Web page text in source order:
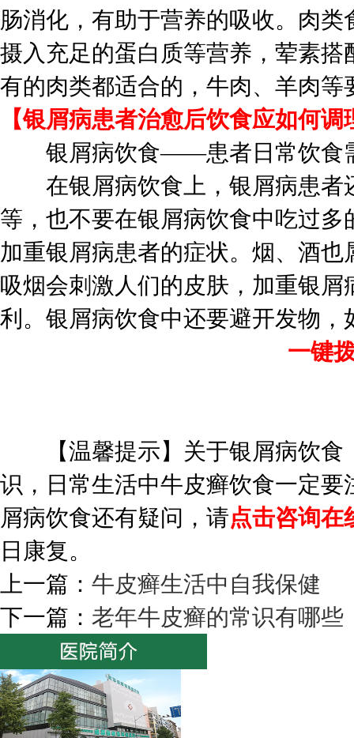
肠消化，有助于营养的吸收。肉
摄入充足的蛋白质等营养，荤素
有的肉类都适合的，牛肉、羊肉
【银屑病患者治愈后饮食应如何
银屑病饮食——患者日常饮食
在银屑病饮食上，银屑病患者
等，也不要在银屑病饮食中吃过
加重银屑病患者的症状。烟、酒
吸烟会刺激人们的皮肤，加重银
利。银屑病饮食中还要避开发物
一键
【温馨提示】关于银屑病饮食
识，日常生活中牛皮癣饮食一定
屑病饮食还有疑问，请点击咨询在
日康复。
上一篇： 牛皮癣生活中自我保健
下一篇： 老年牛皮癣的常识有哪些